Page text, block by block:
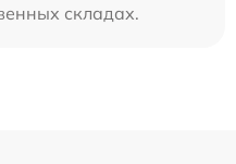
складах.